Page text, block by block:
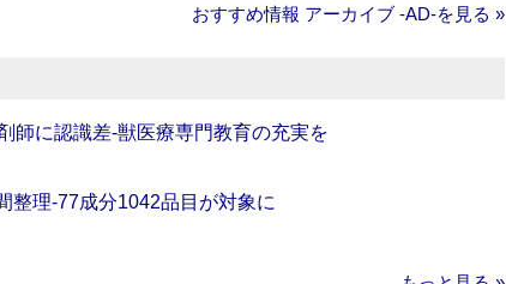
おすすめ情報 アーカイブ ‐AD‐を見る »
師に認識差‐獣医療専門教育の充実を
整理‐77成分1042品目が対象に